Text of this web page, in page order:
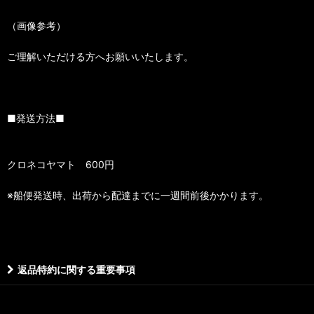
（画像参考）
ご理解いただける方へお願いいたします。
■発送方法■
クロネコヤマト 600円
※船便発送時、出荷から配達までに一週間前後かかります。
返品特約に関する重要事項